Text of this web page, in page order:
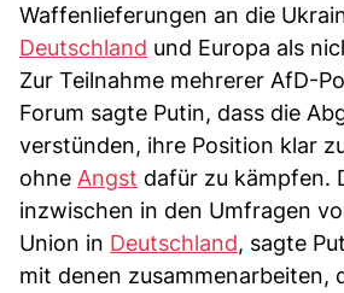
Waffenlieferungen an die
Deutschland und Europa als
Zur Teilnahme mehrerer AfD-
Forum sagte Putin, dass die
verstünden, ihre Position klar
ohne Angst dafür zu kämpfen.
inzwischen in den Umfragen
Union in Deutschland, sagte
mit denen zusammenarbeiten,